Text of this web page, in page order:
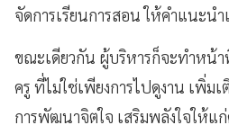
จัดการเรียนการสอน ให้คำแนะน
ขณะเดียวกัน ผู้บริหารก็จะทำหน้
ครู ที่ไม่ใช่เพียงการไปดูงาน เพิ่ม
การพัฒนาจิตใจ เสริมพลังใจให้แ